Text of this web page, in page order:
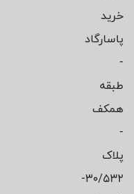
خرید
پاسارگاد
-
طبقه
همکف
-
پلاک
۳۰/۵۳۲-